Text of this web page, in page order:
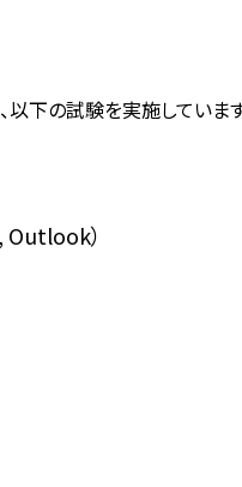
以下の試験を実施していま
）